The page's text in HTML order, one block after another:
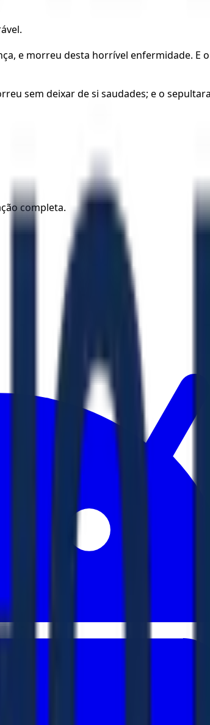
e morreu desta horrível enfermidade. E
sem deixar de si saudades; e o
completa.